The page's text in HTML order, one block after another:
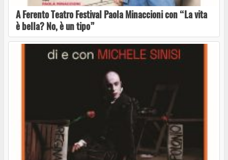
A Ferento Teatro Festival Paola Minaccioni con “La vita
è bella? No, è un tipo”
“Cantu di Terra, Vuci di Donna” con Simona
Sciacca Trio a CasaNave Alle Mura, Tuscania
Va in scena il cantautore napoletano Francesco
Forni a CasaNave Alle Mura
Visite guidate necropoli Tuscania agosto e
settembre